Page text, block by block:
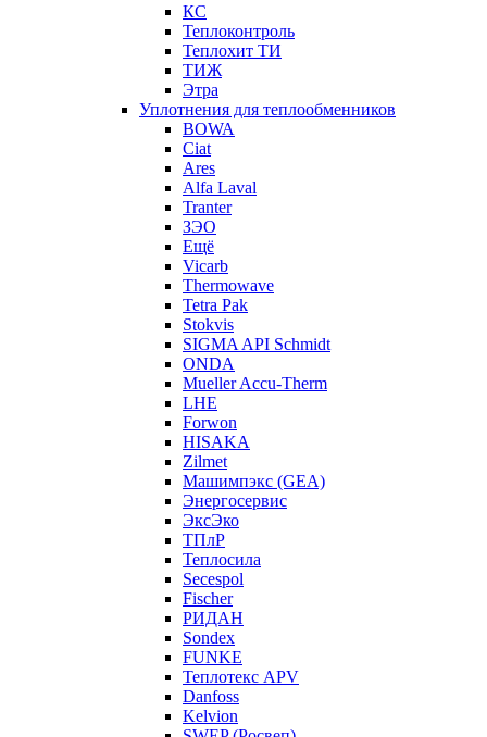
КС
Теплоконтроль
Теплохит ТИ
ТИЖ
Этра
Уплотнения для теплообменников
BOWA
Ciat
Ares
Alfa Laval
Tranter
ЗЭО
Ещё
Vicarb
Thermowave
Tetra Pak
Stokvis
SIGMA API Schmidt
ONDA
Mueller Accu-Therm
LHE
Forwon
HISAKA
Zilmet
Машимпэкс (GEA)
Энергосервис
ЭксЭко
ТПлР
Теплосила
Secespol
Fischer
РИДАН
Sondex
FUNKE
Теплотекс APV
Danfoss
Kelvion